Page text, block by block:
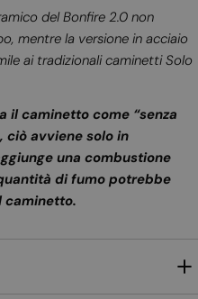
del Bonfire 2.0 non
mentre la versione in acciaio
ai tradizionali caminetti Solo
il caminetto come “senza
ciò avviene solo in
una combustione
di fumo potrebbe
caminetto.